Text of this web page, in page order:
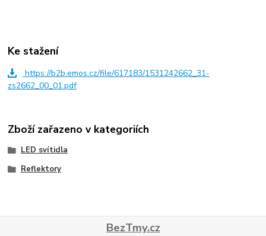
Ke stažení
https://b2b.emos.cz/file/617183/1531242662_31-
zs2662_00_01.pdf
Zboží zařazeno v kategoriích
LED svítidla
Reflektory
BezTmy.cz